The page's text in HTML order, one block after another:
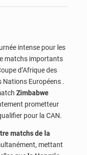
intense pour les
matchs importants
d’Afrique des
Nations Européens .
Zimbabwe
prometteur
pour la CAN.
matchs de la
mettant